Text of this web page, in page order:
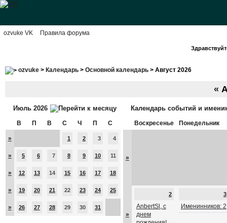
ozvuke VK Правила форума
ozvuke> Календарь> Основной календарь> Август 2026
«
Июль 2026
В П В С Ч П С
» 1 2 3 4
» 5 6 7 8 9 10 11
» 12 13 14 15 16 17 18
» 19 20 21 22 23 24 25
» 26 27 28 29 30 31
Календарь событий и
Воскресенье Понедельник
»
»
2
AnbertSl, с
днем
3
Именинников: 2